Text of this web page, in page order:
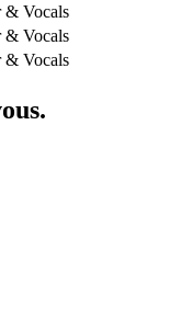
& Vocals
& Vocals
& Vocals